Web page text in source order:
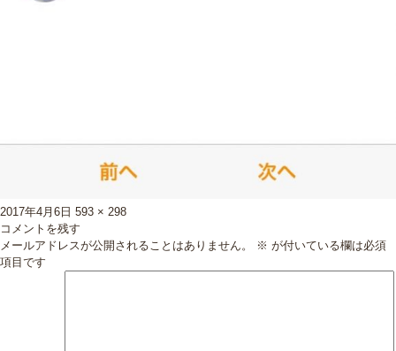
投
稿
日:
2017年4月6日 フ
ル
サ
593 × 298
コメントを残す
メールアドレスが公開されることはありません。
※ が付いている欄は必須
項目です